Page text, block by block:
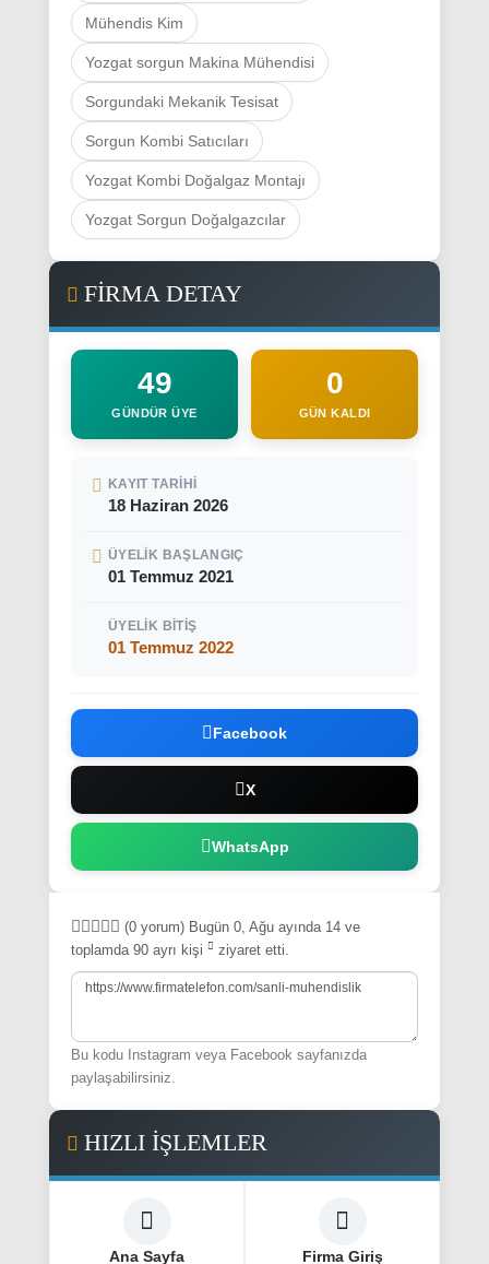
Mühendis Kim
Yozgat sorgun Makina Mühendisi
Sorgundaki Mekanik Tesisat
Sorgun Kombi Satıcıları
Yozgat Kombi Doğalgaz Montajı
Yozgat Sorgun Doğalgazcılar
FİRMA DETAY
49
GÜNDÜR ÜYE
0
GÜN KALDI
KAYIT TARIHI
18 Haziran 2026
ÜYELIK BAŞLANGIÇ
01 Temmuz 2021
ÜYELIK BITIŞ
01 Temmuz 2022
Facebook
X
WhatsApp
(0 yorum) Bugün 0, Ağu ayında 14 ve
toplamda 90 ayrı kişi ziyaret etti.
Bu kodu Instagram veya Facebook sayfanızda
paylaşabilirsiniz.
HIZLI İŞLEMLER
Ana Sayfa Firma Giriş